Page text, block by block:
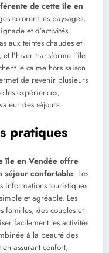
de cette île en
colorent les paysages,
et d’activités
aux teintes chaudes et
l’hiver transforme l’île
le calme hors saison
de revenir plusieurs
expériences,
des séjours.
pratiques
île en Vendée offre
séjour confortable. Les
informations touristiques
et agréable. Les
familles, des couples et
facilement les activités
à la beauté des
assurant confort,